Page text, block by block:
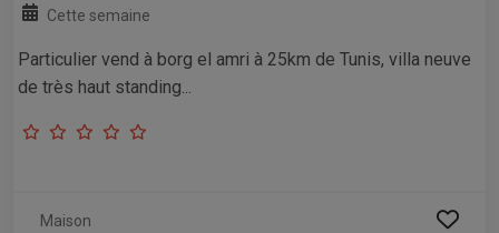
Cette semaine
Particulier vend à borg el amri à 25km de Tunis, villa neuve
de très haut standing...
Maison